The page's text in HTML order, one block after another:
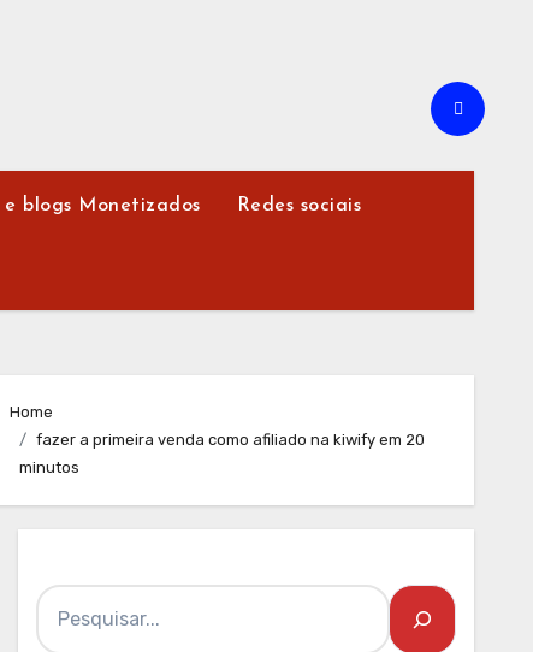
e blogs Monetizados Redes sociais
Home
fazer a primeira venda como afiliado na kiwify em 20
minutos